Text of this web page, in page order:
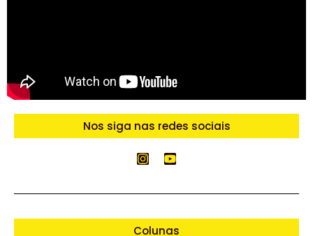
Nos siga nas redes sociais
Colunas